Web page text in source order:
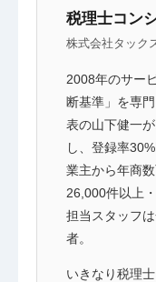
税理士コン
株式会社タック
2008年のサー
断基準」を専
表の山下健一
し、登録率
業主から年商
26,000件以上
担当スタッフ
者。
いきなり税理